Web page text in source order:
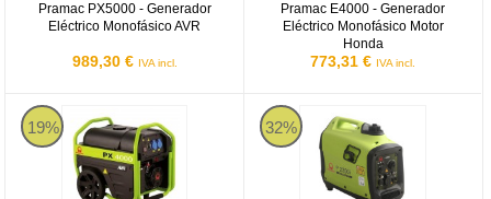
Pramac PX5000 - Generador
Eléctrico Monofásico AVR
989,30 € IVA incl.
Pramac E4000 - Generador
Eléctrico Monofásico Motor
Honda
773,31 € IVA incl.
19%
Pramac PX4000 - Generador Eléctrico Monofásico AVR
32%
Pramac P2000i Inverter -